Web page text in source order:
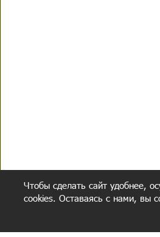
Чтобы сделать сайт удобнее,
cookies. Оставаясь с нами, вы